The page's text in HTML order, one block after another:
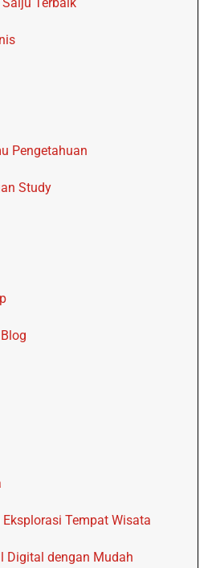
Pengetahuan
Study
Tempat Wisata
Digital dengan Mudah